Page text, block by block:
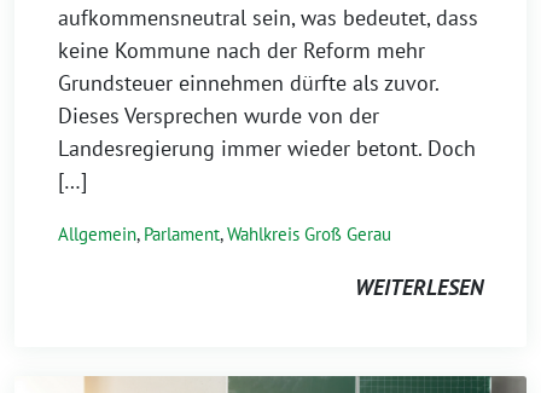
aufkommensneutral sein, was bedeutet, dass
keine Kommune nach der Reform mehr
Grundsteuer einnehmen dürfte als zuvor.
Dieses Versprechen wurde von der
Landesregierung immer wieder betont. Doch
[…]
Allgemein, Parlament,Wahlkreis Groß Gerau
WEITERLESEN